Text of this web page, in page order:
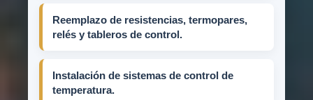
Reemplazo de resistencias, termopares,
relés y tableros de control.
Instalación de sistemas de control de
temperatura.